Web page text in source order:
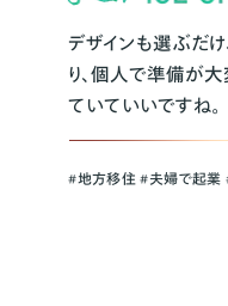
デザインも選ぶだ
り、個人で準備が
ていていいですね。
#地方移住 #夫婦で起業